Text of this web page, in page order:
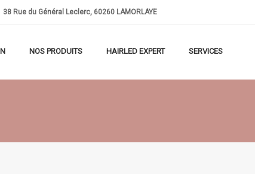
38 Rue du Général Leclerc, 60260 LAMORLAYE
NOS PRODUITS HAIRLED EXPERT SERVICES